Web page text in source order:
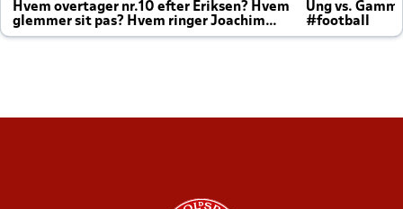
Hvem overtager nr.10 efter Eriksen? Hvem
glemmer sit pas? Hvem ringer Joachim
altid til efter kampe?
Ung vs.
#football